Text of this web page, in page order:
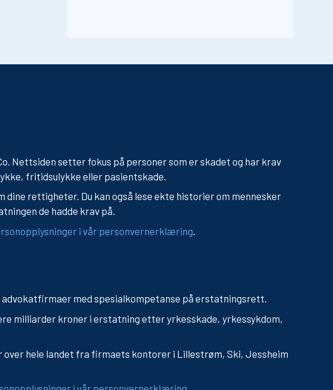
Nettsiden setter fokus på personer som er skadet og har krav
fritidsulykke eller pasientskade.
dine rettigheter. Du kan også lese ekte historier om mennesker
de hadde krav på.
i vår personvernerklæring.
med spesialkompetanse på erstatningsrett.
milliarder kroner i erstatning etter yrkesskade, yrkessykdom,
hele landet fra firmaets kontorer i Lillestrøm, Ski, Jessheim